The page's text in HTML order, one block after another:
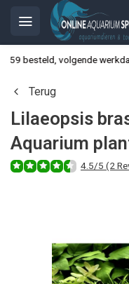
besteld, volgende
Terug
Lilaeopsis
Aquarium
4.5/5 (2